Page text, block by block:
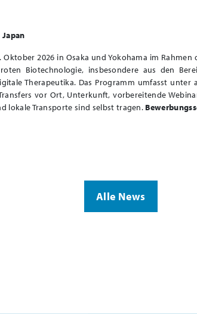
Oktober 2026 in Osaka und Yokohama im
Biotechnologie, insbesondere aus den
Therapeutika. Das Programm umfasst unter
vor Ort, Unterkunft, vorbereitende
lokale Transporte sind selbst tragen.
Alle News